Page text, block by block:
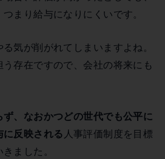
まり給与になりにくいです。
気が削がれてしまいますよね。
存在ですので、会社の将来にも
、なおかつどの世代でも公平に
反映される 人事評価制度を目標
ました。